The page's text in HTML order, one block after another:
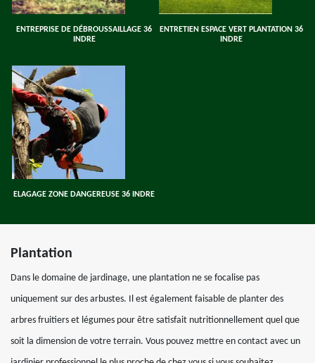
ENTREPRISE DE DÉBROUSSAILLAGE 36
INDRE
ENTRETIEN ESPACE VERT PLANTATION 36
INDRE
ELAGAGE ZONE DANGEREUSE 36 INDRE
Plantation
Dans le domaine de jardinage, une plantation ne se focalise pas
uniquement sur des arbustes. Il est également faisable de planter des
arbres fruitiers et légumes pour être satisfait nutritionnellement quel que
soit la dimension de votre terrain. Vous pouvez mettre en contact avec un